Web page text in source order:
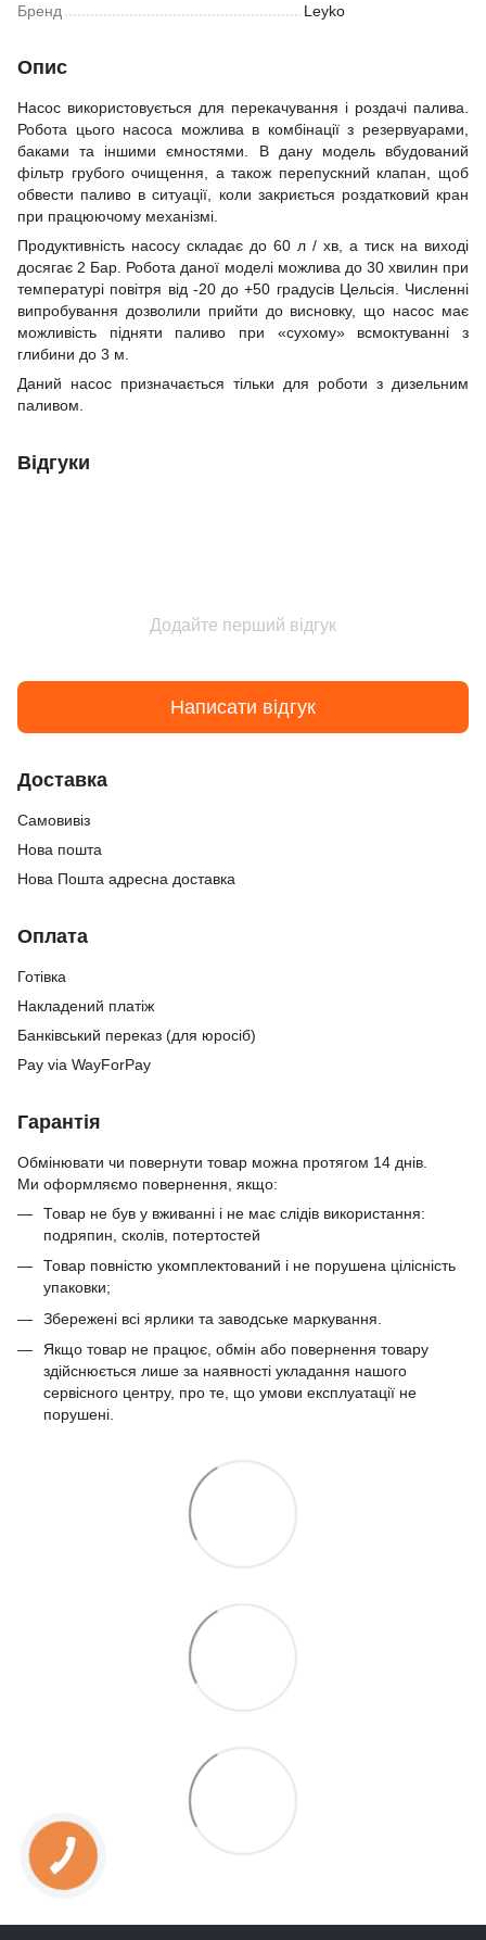
Бренд Leyko
Опис
Насос використовується для перекачування і роздачі палива.
Робота цього насоса можлива в комбінації з резервуарами,
баками та іншими ємностями. В дану модель вбудований
фільтр грубого очищення, а також перепускний клапан, щоб
обвести паливо в ситуації, коли закриється роздатковий кран
при працюючому механізмі.
Продуктивність насосу складає до 60 л / хв, а тиск на виході
досягає 2 Бар. Робота даної моделі можлива до 30 хвилин при
температурі повітря від -20 до +50 градусів Цельсія. Численні
випробування дозволили прийти до висновку, що насос має
можливість підняти паливо при «сухому» всмоктуванні з
глибини до 3 м.
Даний насос призначається тільки для роботи з дизельним
паливом.
Відгуки
Додайте перший відгук
Написати відгук
Доставка
Самовивіз
Нова пошта
Нова Пошта адресна доставка
Оплата
Готівка
Накладений платіж
Банківський переказ (для юросіб)
Pay via WayForPay
Гарантія
Обмінювати чи повернути товар можна протягом 14 днів.
Ми оформляємо повернення, якщо:
Товар не був у вживанні і не має слідів використання:
подряпин, сколів, потертостей
Товар повністю укомплектований і не порушена цілісність
упаковки;
Збережені всі ярлики та заводське маркування.
Якщо товар не працює, обмін або повернення товару
здійснюється лише за наявності укладання нашого
сервісного центру, про те, що умови експлуатації не
порушені.